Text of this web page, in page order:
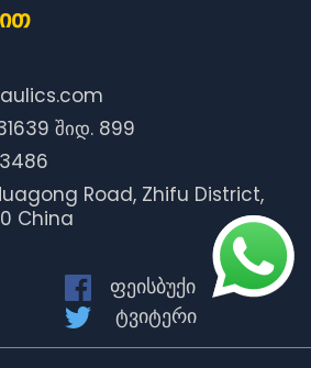
შიდ. 899
Road, Zhifu District,
China
ფეისბუქი
ტვიტერი